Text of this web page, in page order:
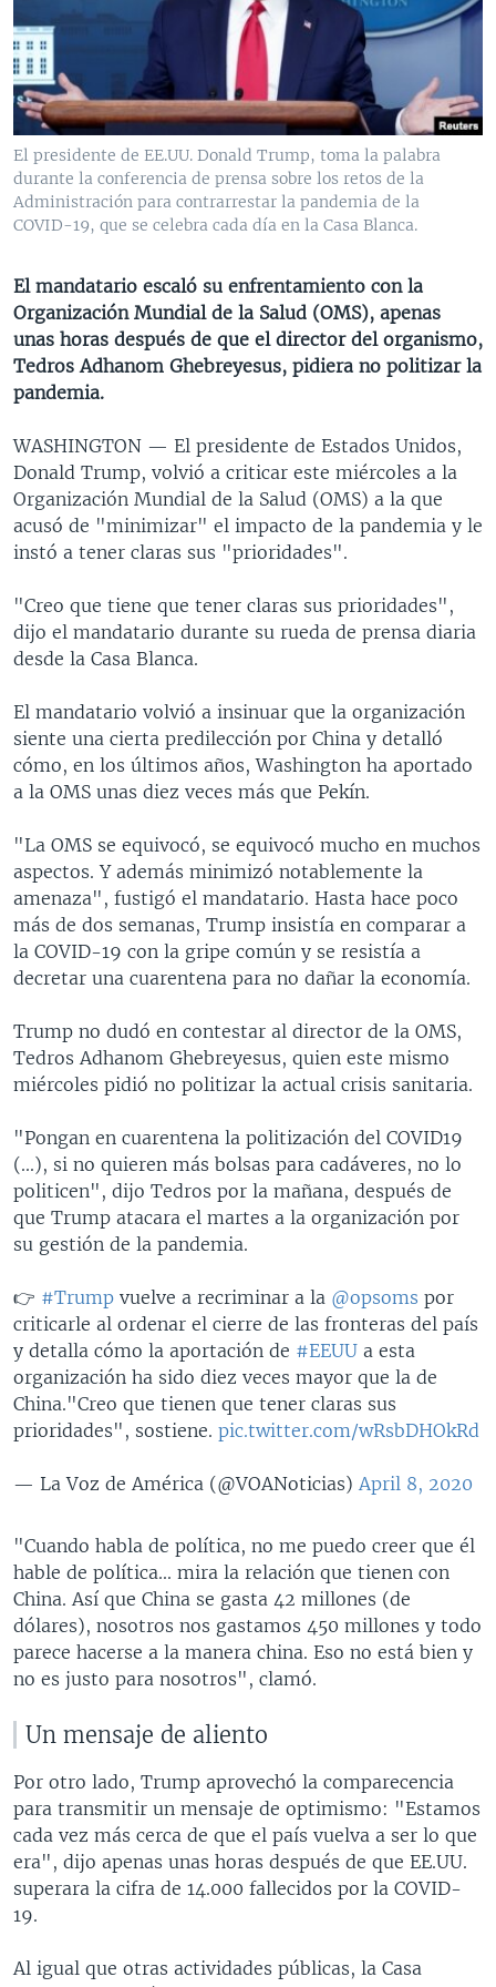
VENEZUELA
BRASIL
NICARAGUA
ECONOMÍA
ENTRETENIMIENTO Y CULTURA
TECNOLOGÍA
DEPORTES
CIENCIA Y SALUD
MULTIMEDIA
VIDEOS
FOTOGRAFÍA
AUDIOS
PROGRAMAS TV
EL MUNDO AL DÍA
FORO INTERAMERICANO
VISIÓN 360
LAS CLAVES
RADIO
AVANCE INFORMATIVO
AUDIONOTICIAS
BUENOS DÍAS AMÉRICA
EL MUNDO AL DÍA [RADIO]
FORO [RADIO]
DEPORTIVO INTERNACIONAL
ENTRETENIMIENTO
DIRECT
DOCUMENTALES DE LA VOA
Learning English
SÍGANOS
Idiomas
El presidente de EE.UU. Donald Trump, toma la palabra
durante la conferencia de prensa sobre los retos de la
Administración para contrarrestar la pandemia de la
COVID-19, que se celebra cada día en la Casa Blanca.
El mandatario escaló su enfrentamiento con la
Organización Mundial de la Salud (OMS), apenas
unas horas después de que el director del organismo,
Tedros Adhanom Ghebreyesus, pidiera no politizar la
pandemia.
WASHINGTON — El presidente de Estados Unidos,
Donald Trump, volvió a criticar este miércoles a la
Organización Mundial de la Salud (OMS) a la que
acusó de "minimizar" el impacto de la pandemia y le
instó a tener claras sus "prioridades".
"Creo que tiene que tener claras sus prioridades",
dijo el mandatario durante su rueda de prensa diaria
desde la Casa Blanca.
El mandatario volvió a insinuar que la organización
siente una cierta predilección por China y detalló
cómo, en los últimos años, Washington ha aportado
a la OMS unas diez veces más que Pekín.
"La OMS se equivocó, se equivocó mucho en muchos
aspectos. Y además minimizó notablemente la
amenaza", fustigó el mandatario. Hasta hace poco
más de dos semanas, Trump insistía en comparar a
la COVID-19 con la gripe común y se resistía a
decretar una cuarentena para no dañar la economía.
Trump no dudó en contestar al director de la OMS,
Tedros Adhanom Ghebreyesus, quien este mismo
miércoles pidió no politizar la actual crisis sanitaria.
"Pongan en cuarentena la politización del COVID19
(...), si no quieren más bolsas para cadáveres, no lo
politicen", dijo Tedros por la mañana, después de
que Trump atacara el martes a la organización por
su gestión de la pandemia.
👉 #Trump vuelve a recriminar a la @opsoms por
criticarle al ordenar el cierre de las fronteras del país
y detalla cómo la aportación de #EEUU a esta
organización ha sido diez veces mayor que la de
China."Creo que tienen que tener claras sus
prioridades", sostiene. pic.twitter.com/wRsbDHOkRd
— La Voz de América (@VOANoticias) April 8, 2020
"Cuando habla de política, no me puedo creer que él
hable de política... mira la relación que tienen con
China. Así que China se gasta 42 millones (de
dólares), nosotros nos gastamos 450 millones y todo
parece hacerse a la manera china. Eso no está bien y
no es justo para nosotros", clamó.
Un mensaje de aliento
Por otro lado, Trump aprovechó la comparecencia
para transmitir un mensaje de optimismo: "Estamos
cada vez más cerca de que el país vuelva a ser lo que
era", dijo apenas unas horas después de que EE.UU.
superara la cifra de 14.000 fallecidos por la COVID-
19.
Al igual que otras actividades públicas, la Casa